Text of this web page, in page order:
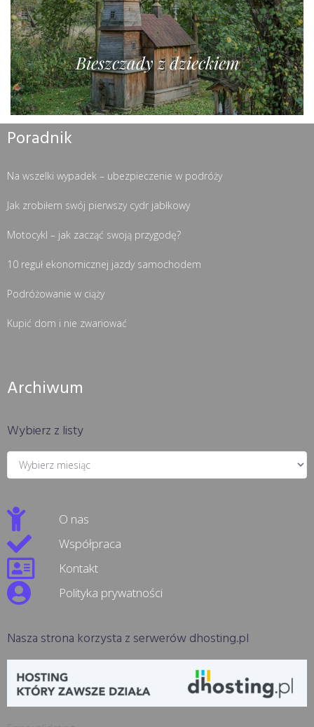
Bieszczady z dzieckiem
Poradnik
Na wszelki wypadek – ubezpieczenie w podróży
Jak zrobiłem swój pierwszy cydr jabłkowy
Motocykl – jak zacząć swoją przygodę?
10 reguł ekonomicznej jazdy samochodem
Podróżowanie w ciąży
Kupić dom i nie zwariować
Archiwum
Wybierz z listy
O nas
Współpraca
Kontakt
Polityka prywatności
Nasza strona korzysta z serwerów dhosting.pl